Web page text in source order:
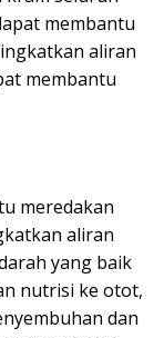
membantu
aliran
membantu
meredakan
aliran
yang baik
nutrisi ke otot,
dan